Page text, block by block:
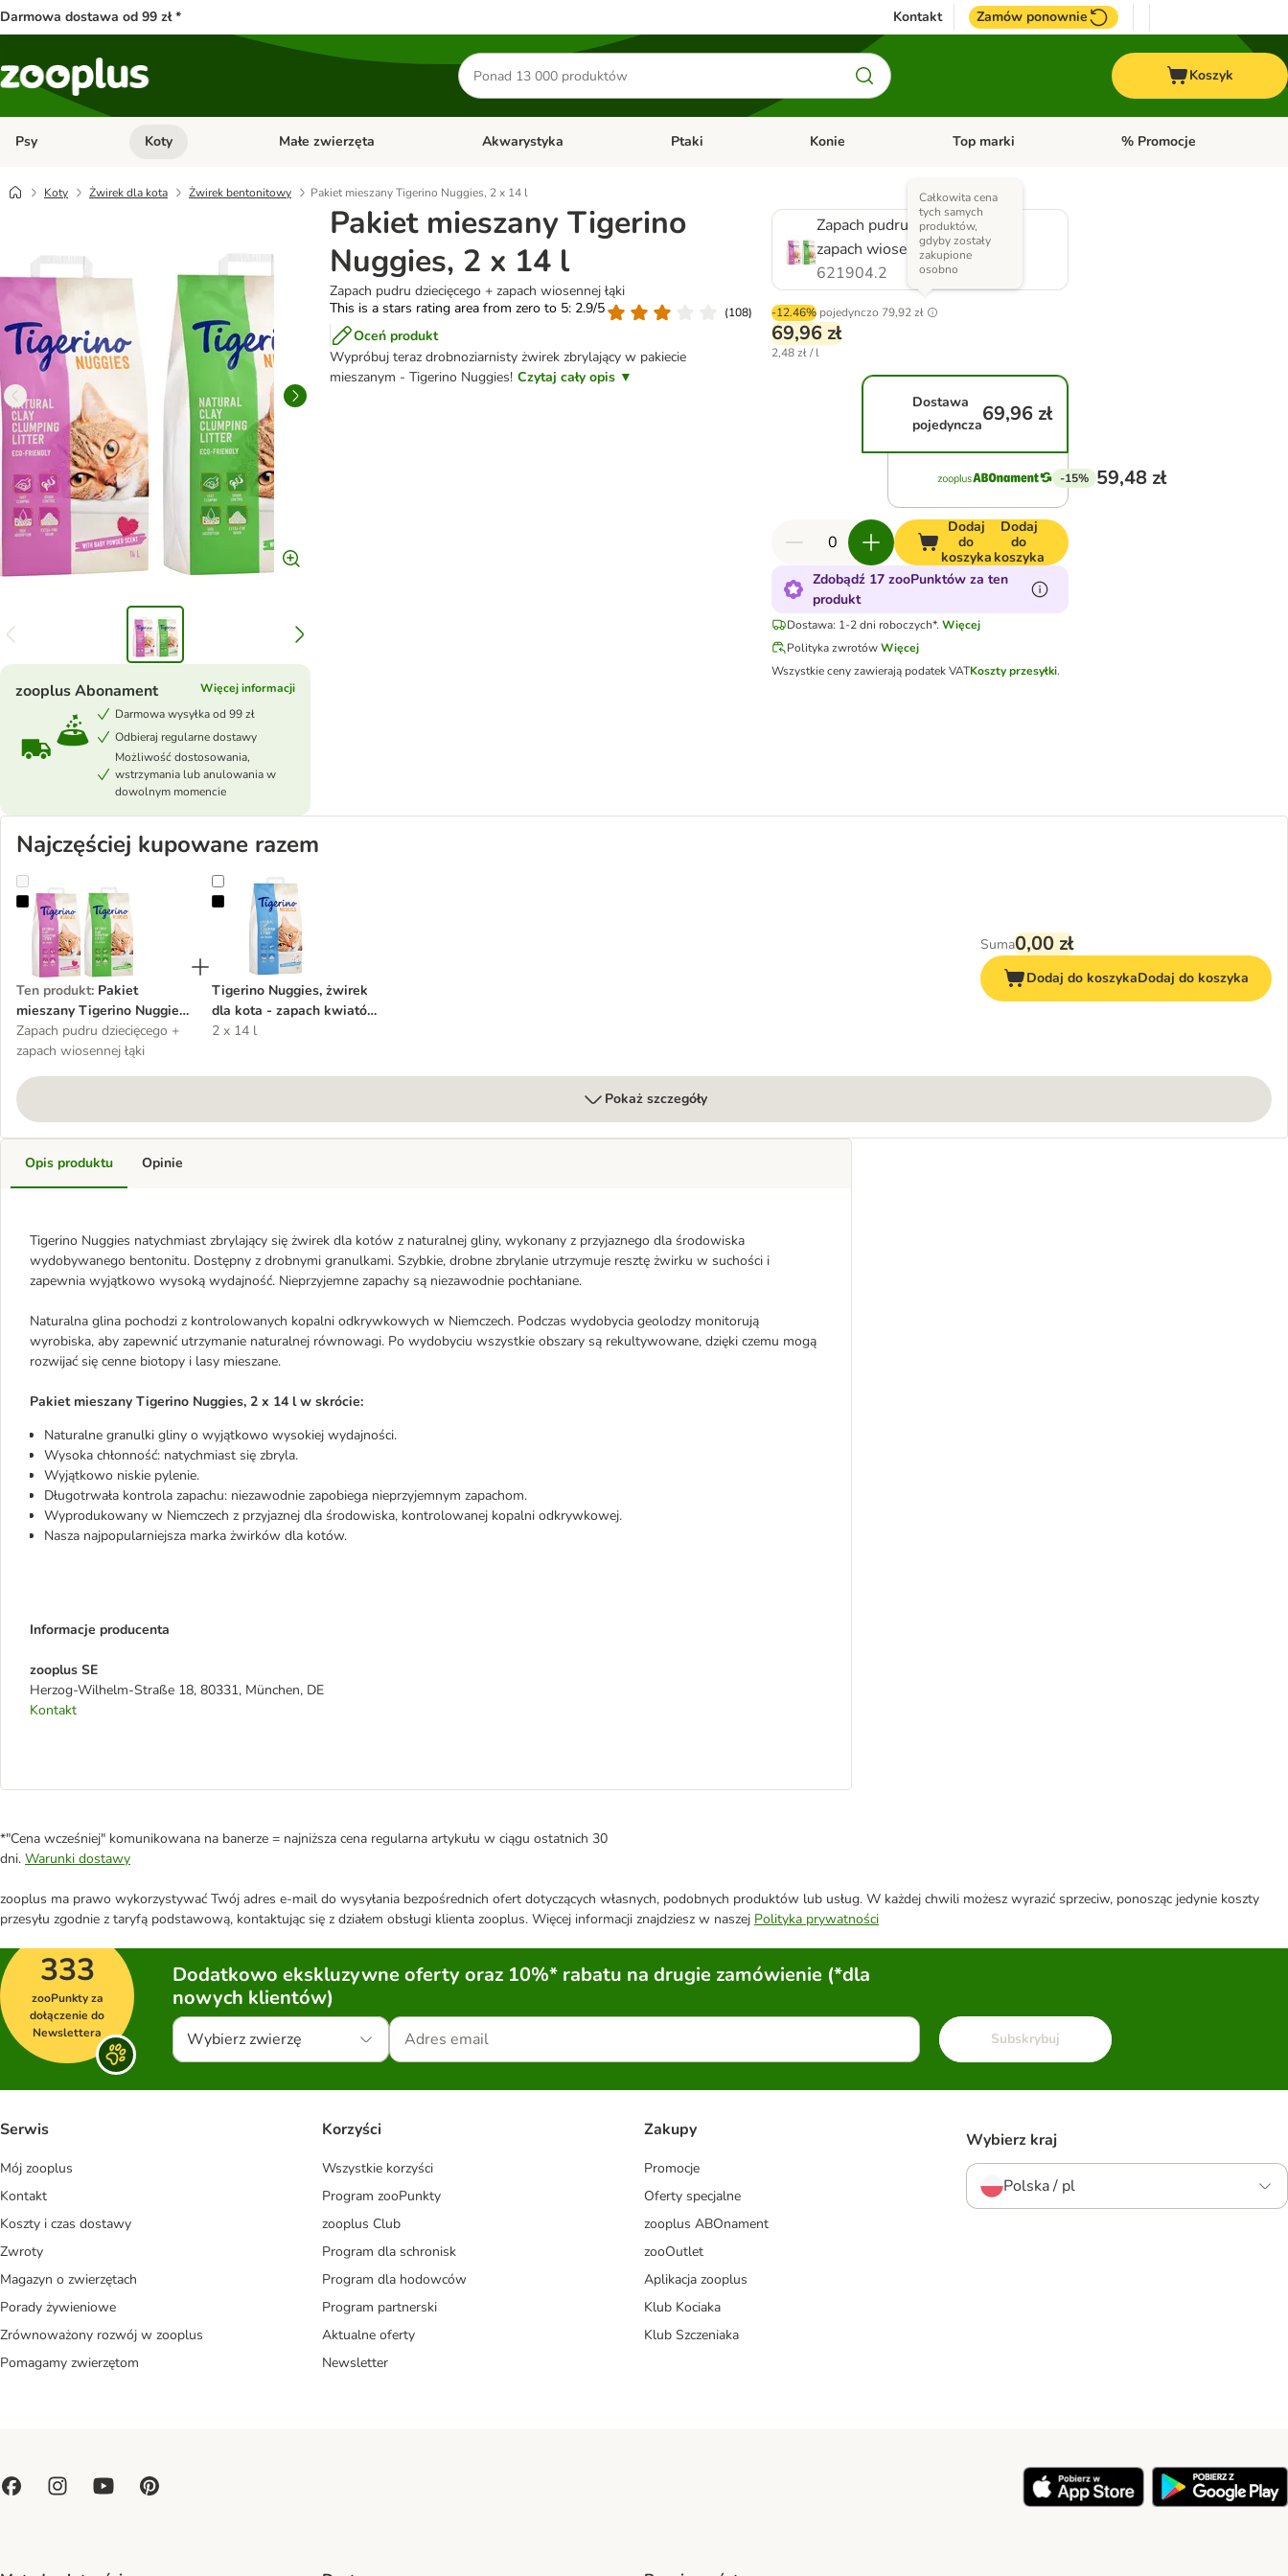
Darmowa dostawa od 99 zł * Kontakt Zamów ponownie
Szukaj
produktów
Koszyk
Psy Otwórz menu kategorii: Psy
Koty Otwórz menu kategorii: Koty
Małe zwierzęta Otwórz menu kategorii: Małe zwierzęta
Akwarystyka Otwórz menu kategorii: Akwarystyka
Ptaki Otwórz menu kategorii: Ptaki
Konie Otwórz menu kategorii: Konie
Top marki Otwórz menu kategorii: Top
% Promocje
Koty Żwirek dla kota Żwirek bentonitowy Pakiet mieszany Tigerino Nuggies, 2 x 14 l
Pakiet mieszany Tigerino
Nuggies, 2 x 14 l
Zapach pudru dziecięcego + zapach wiosennej łąki
This is a stars rating area from zero to 5: 2.9/5
(108)
Oceń produkt
Wypróbuj teraz drobnoziarnisty żwirek zbrylający w pakiecie
mieszanym - Tigerino Nuggies! Czytaj cały opis ▼
zooplus Abonament
Więcej informacji
Darmowa wysyłka od 99 zł
Odbieraj regularne dostawy
Możliwość dostosowania,
wstrzymania lub anulowania w
dowolnym momencie
Zapach pudru dziecięcego +
zapach wiosennej łąki
621904.2
-12.46% pojedynczo 79,92 zł
Całkowita cena
tych samych
produktów,
gdyby zostały
zakupione
osobno
69,96 zł
2,48 zł / l
Dostawa
pojedyncza69,96 zł
-15% 59,48 zł
Dodaj
do
koszyka
Dodaj
do
koszyka
Zdobądź 17 zooPunktów za ten
produkt
Dostawa: 1-2 dni roboczych*. Więcej
Polityka zwrotów Więcej
Wszystkie ceny zawierają podatek VATKoszty przesyłki.
Najczęściej kupowane razem
Pakiet mieszany Tigerino Nuggies, 2 x 14 l
Ten produkt: Pakiet
mieszany Tigerino Nuggies,
2 x 14 l
Zapach pudru dziecięcego +
zapach wiosennej łąki
Tigerino Nuggies, żwirek dla kota - zapach kwiatów bawełny
Tigerino Nuggies, żwirek
dla kota - zapach kwiatów
bawełny
2 x 14 l
Suma0,00 zł
Dodaj do koszykaDodaj do koszyka
Pokaż szczegóły
Opis produktu
Tigerino Nuggies natychmiast zbrylający się żwirek dla kotów z naturalnej gliny, wykonany z przyjaznego dla środowiska
wydobywanego bentonitu. Dostępny z drobnymi granulkami. Szybkie, drobne zbrylanie utrzymuje resztę żwirku w suchości i
zapewnia wyjątkowo wysoką wydajność. Nieprzyjemne zapachy są niezawodnie pochłaniane.
Naturalna glina pochodzi z kontrolowanych kopalni odkrywkowych w Niemczech. Podczas wydobycia geolodzy monitorują
wyrobiska, aby zapewnić utrzymanie naturalnej równowagi. Po wydobyciu wszystkie obszary są rekultywowane, dzięki czemu mogą
rozwijać się cenne biotopy i lasy mieszane.
Pakiet mieszany Tigerino Nuggies, 2 x 14 l w skrócie:
Naturalne granulki gliny o wyjątkowo wysokiej wydajności.
Wysoka chłonność: natychmiast się zbryla.
Wyjątkowo niskie pylenie.
Długotrwała kontrola zapachu: niezawodnie zapobiega nieprzyjemnym zapachom.
Wyprodukowany w Niemczech z przyjaznej dla środowiska, kontrolowanej kopalni odkrywkowej.
Nasza najpopularniejsza marka żwirków dla kotów.
Informacje producenta
zooplus SE
Herzog-Wilhelm-Straße 18, 80331, München, DE
Kontakt
Opinie
*"Cena wcześniej" komunikowana na banerze = najniższa cena regularna artykułu w ciągu ostatnich 30
dni. Warunki dostawy
zooplus ma prawo wykorzystywać Twój adres e-mail do wysyłania bezpośrednich ofert dotyczących własnych, podobnych produktów lub usług. W każdej chwili możesz wyrazić sprzeciw, ponosząc jedynie koszty
przesyłu zgodnie z taryfą podstawową, kontaktując się z działem obsługi klienta zooplus. Więcej informacji znajdziesz w naszej Polityka prywatności
333
zooPunkty za
dołączenie do
Newslettera
Dodatkowo ekskluzywne oferty oraz 10%* rabatu na drugie zamówienie (*dla
nowych klientów)
Wybierz zwierzę Subskrybuj
Serwis
Mój zooplus
Kontakt
Koszty i czas dostawy
Zwroty
Magazyn o zwierzętach
Porady żywieniowe
Zrównoważony rozwój w zooplus
Pomagamy zwierzętom
Korzyści
Wszystkie korzyści
Program zooPunkty
zooplus Club
Program dla schronisk
Program dla hodowców
Program partnerski
Aktualne oferty
Newsletter
Zakupy
Promocje
Oferty specjalne
zooplus ABOnament
zooOutlet
Aplikacja zooplus
Klub Kociaka
Klub Szczeniaka
Wybierz kraj
Polska / pl